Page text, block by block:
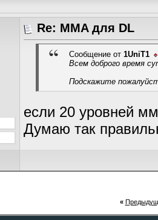
Re: MMA для DL
Сообщение от 1UniT1
Всем доброго время
Подскажите
если 20 уровней
Думаю так
«